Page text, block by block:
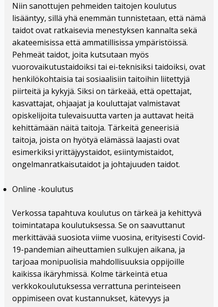
Niin sanottujen pehmeiden taitojen koulutus
lisääntyy, sillä yhä enemmän tunnistetaan, että nämä
taidot ovat ratkaisevia menestyksen kannalta sekä
akateemisissa että ammatillisissa ympäristöissä.
Pehmeät taidot, joita kutsutaan myös
vuorovaikutustaidoiksi tai ei-teknisiksi taidoiksi, ovat
henkilökohtaisia tai sosiaalisiin taitoihin liitettyjä
piirteitä ja kykyjä. Siksi on tärkeää, että opettajat,
kasvattajat, ohjaajat ja kouluttajat valmistavat
opiskelijoita tulevaisuutta varten ja auttavat heitä
kehittämään näitä taitoja. Tärkeitä geneerisiä
taitoja, joista on hyötyä elämässä laajasti ovat
esimerkiksi yrittäjyystaidot, esiintymistaidot,
ongelmanratkaisutaidot ja johtajuuden taidot.
Online -koulutus
Verkossa tapahtuva koulutus on tärkeä ja kehittyvä
toimintatapa koulutuksessa. Se on saavuttanut
merkittävää suosiota viime vuosina, erityisesti Covid-
19-pandemian aiheuttamien sulkujen aikana, ja
tarjoaa monipuolisia mahdollisuuksia oppijoille
kaikissa ikäryhmissä. Kolme tärkeintä etua
verkkokoulutuksessa verrattuna perinteiseen
oppimiseen ovat kustannukset, kätevyys ja